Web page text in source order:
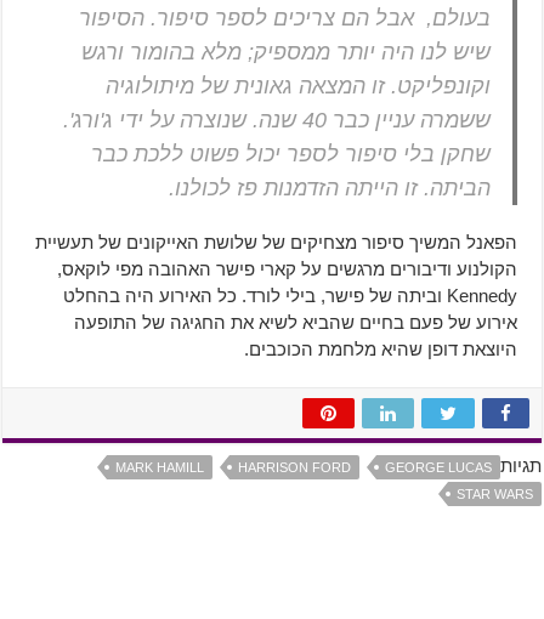
בעולם, אבל הם צריכים לספר סיפור. הסיפור
שיש לנו היה יותר ממספיק; מלא בהומור ורגש
וקונפליקט. זו המצאה גאונית של מיתולוגיה
ששמרה עניין כבר 40 שנה. שנוצרה על ידי ג'ורג'.
שחקן בלי סיפור לספר יכול פשוט ללכת כבר
הביתה. זו הייתה הזדמנות פז לכולנו.
הפאנל המשיך סיפור מצחיקים של שלושת האייקונים של תעשיית
הקולנוע ודיבורים מרגשים על קארי פישר האהובה מפי לוקאס,
Kennedy וביתה של פישר, בילי לורד. כל האירוע היה בהחלט
אירוע של פעם בחיים שהביא לשיא את החגיגה של התופעה
היוצאת דופן שהיא מלחמת הכוכבים.
תגיות GEORGE LUCAS
HARRISON FORD
MARK HAMILL
STAR WARS